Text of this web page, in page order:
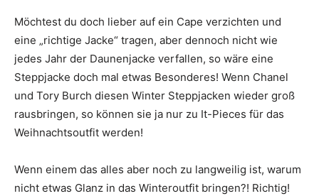
Möchtest du doch lieber auf ein Cape verzichten und
eine „richtige Jacke“ tragen, aber dennoch nicht wie
jedes Jahr der Daunenjacke verfallen, so wäre eine
Steppjacke doch mal etwas Besonderes! Wenn Chanel
und Tory Burch diesen Winter Steppjacken wieder groß
rausbringen, so können sie ja nur zu It-Pieces für das
Weihnachtsoutfit werden!
Wenn einem das alles aber noch zu langweilig ist, warum
nicht etwas Glanz in das Winteroutfit bringen?! Richtig!